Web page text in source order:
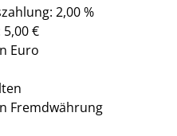
2,00 %
€
Euro
Fremdwährung